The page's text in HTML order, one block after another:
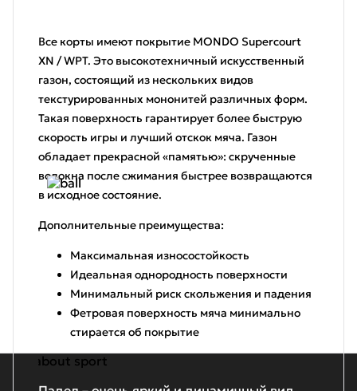
Все корты имеют покрытие MONDO Supercourt
XN / WPT. Это высокотехничный искусственный
газон, состоящий из нескольких видов
текстурированных мононитей различных форм.
Такая поверхность гарантирует более быструю
скорость игры и лучший отскок мяча. Газон
обладает прекрасной «памятью»: скрученные
волокна после сжимания быстрее возвращаются
в исходное состояние.
Дополнительные преимущества:
Максимальная износостойкость
Идеальная однородность поверхности
Минимальный риск скольжения и падения
Фетровая поверхность мяча минимально
стирается об покрытие